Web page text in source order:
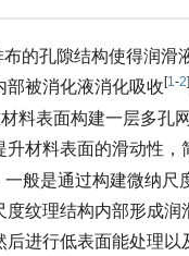
的孔隙结构使得润滑
部被消化液消化吸收 [1-2]
料表面构建一层多孔
材料表面的滑动性，
般是通过构建微纳
纹理结构内部形成
进行低表面能处理